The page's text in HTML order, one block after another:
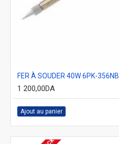
FER À SOUDER 40W 6PK-356NB
1 200,00DA
Ajout au panier